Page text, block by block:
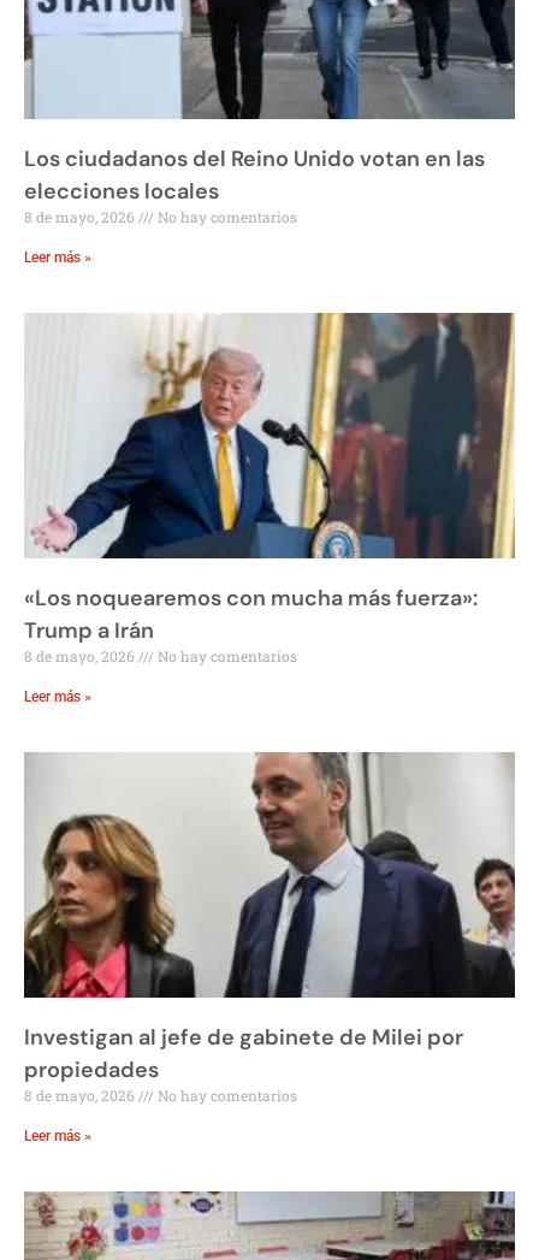
Los ciudadanos del Reino Unido votan en las
elecciones locales
8 de mayo, 2026 No hay comentarios
Leer más »
«Los noquearemos con mucha más fuerza»:
Trump a Irán
8 de mayo, 2026 No hay comentarios
Leer más »
Investigan al jefe de gabinete de Milei por
propiedades
8 de mayo, 2026 No hay comentarios
Leer más »